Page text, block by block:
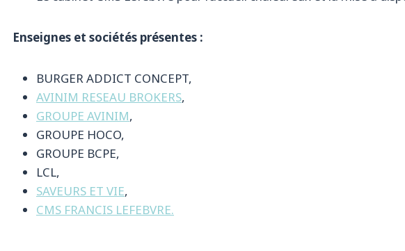
Enseignes et sociétés présentes :
BURGER ADDICT CONCEPT,
AVINIM RESEAU BROKERS,
GROUPE AVINIM,
GROUPE HOCO,
GROUPE BCPE,
LCL,
SAVEURS ET VIE,
CMS FRANCIS LEFEBVRE.